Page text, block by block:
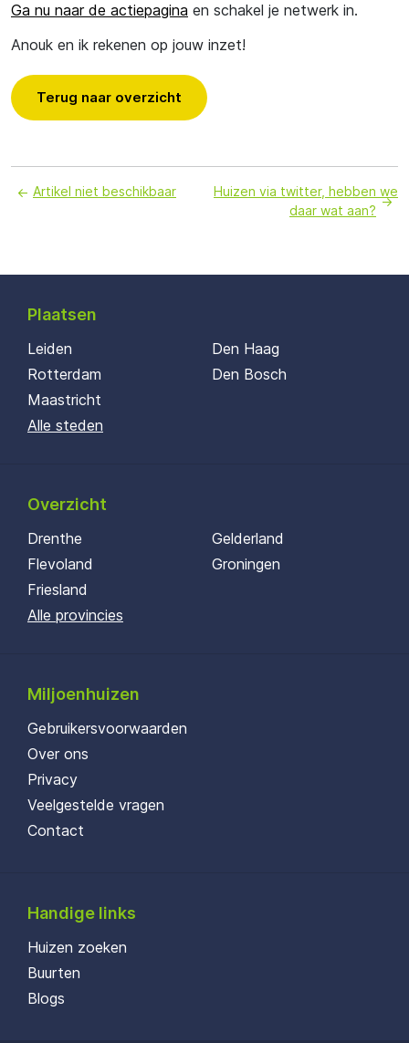
Ga nu naar de actiepagina en schakel je netwerk in.
Anouk en ik rekenen op jouw inzet!
Terug naar overzicht
Artikel niet beschikbaar
Huizen via twitter, hebben we
daar wat aan?
Plaatsen
Leiden
Rotterdam
Maastricht
Den Haag
Den Bosch
Alle steden
Overzicht
Drenthe
Flevoland
Friesland
Gelderland
Groningen
Alle provincies
Miljoenhuizen
Gebruikersvoorwaarden
Over ons
Privacy
Veelgestelde vragen
Contact
Handige links
Huizen zoeken
Buurten
Blogs